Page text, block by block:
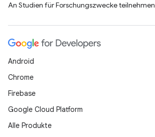
An Studien für Forschungszwecke teilnehmen
Android
Chrome
Firebase
Google Cloud Platform
Alle Produkte